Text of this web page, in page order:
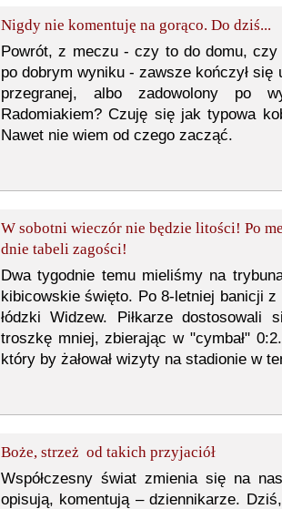
Nigdy nie komentuję na gorąco. Do dziś...
Powrót, z meczu - czy to do domu,
po dobrym wyniku - zawsze kończył się
przegranej, albo zadowolony po
Radomiakiem? Czuję się jak typowa
Nawet nie wiem od czego zacząć.
W sobotni wieczór nie będzie litości! Po
dnie tabeli zagości!
Dwa tygodnie temu mieliśmy na
kibicowskie święto. Po 8-letniej banicji
łódzki Widzew. Piłkarze
troszkę mniej, zbierając w "cymbał"
który by żałował wizyty na stadionie w
Boże, strzeż od takich przyjaciół
Współczesny świat zmienia się na
opisują, komentują – dziennikarze.